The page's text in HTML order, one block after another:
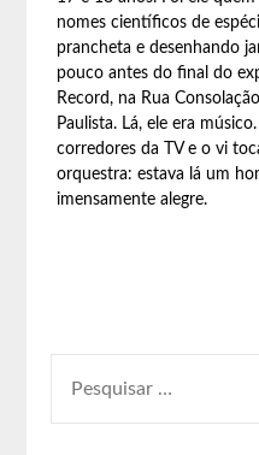
nomes científicos de
prancheta e desenhando
pouco antes do final do
Record, na Rua
Paulista. Lá, ele era
corredores da TV e o vi
orquestra: estava lá um
imensamente alegre.